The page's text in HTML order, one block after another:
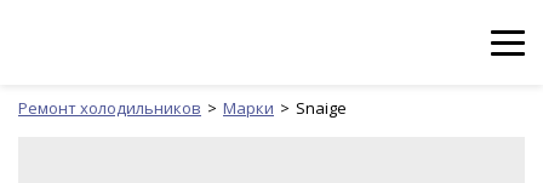
Ремонт холодильников Марки Snaige